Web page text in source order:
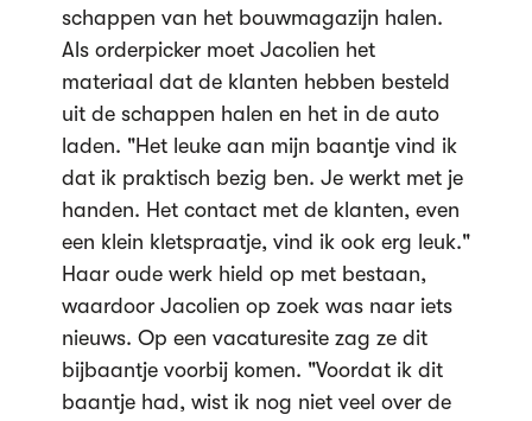
schappen van het bouwmagazijn halen.
Als orderpicker moet Jacolien het
materiaal dat de klanten hebben besteld
uit de schappen halen en het in de auto
laden. "Het leuke aan mijn baantje vind ik
dat ik praktisch bezig ben. Je werkt met je
handen. Het contact met de klanten, even
een klein kletspraatje, vind ik ook erg leuk."
Haar oude werk hield op met bestaan,
waardoor Jacolien op zoek was naar iets
nieuws. Op een vacaturesite zag ze dit
bijbaantje voorbij komen. "Voordat ik dit
baantje had, wist ik nog niet veel over de